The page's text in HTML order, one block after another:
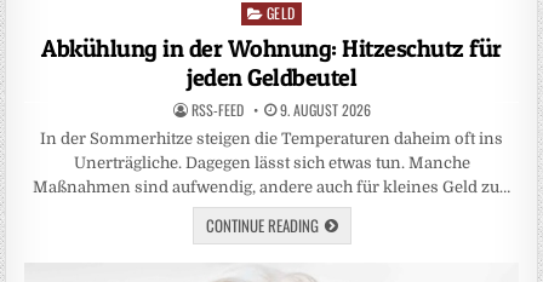
Posted
in
GELD
Abkühlung in der Wohnung: Hitzeschutz für
jeden Geldbeutel
RSS-FEED 9. AUGUST 2026
In der Sommerhitze steigen die Temperaturen daheim oft ins
Unerträgliche. Dagegen lässt sich etwas tun. Manche
Maßnahmen sind aufwendig, andere auch für kleines Geld zu…
CONTINUE READING